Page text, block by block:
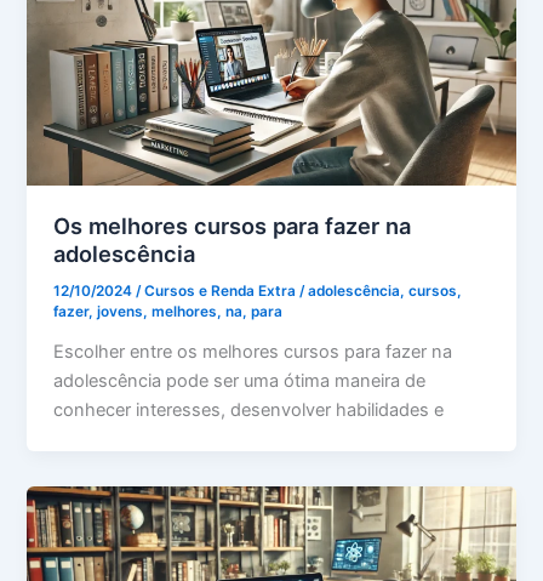
Os melhores cursos para fazer na
adolescência
12/10/2024/Cursos e Renda Extra /adolescência,cursos,
fazer,jovens,melhores,na,para
Escolher entre os melhores cursos para fazer na
adolescência pode ser uma ótima maneira de
conhecer interesses, desenvolver habilidades e